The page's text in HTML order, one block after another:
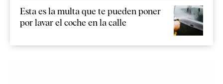
Esta es la multa que te pueden poner
por lavar el coche en la calle